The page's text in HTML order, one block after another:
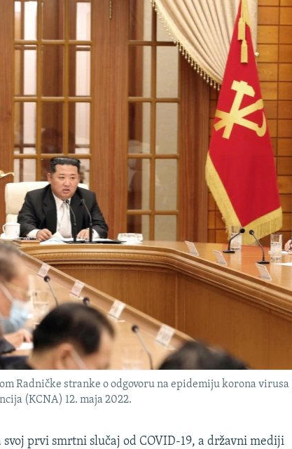
Radničke stranke o odgovoru na epidemiju korona virusa
(KCNA) 12. maja 2022.
prvi smrtni slučaj od COVID-19, a državni mediji